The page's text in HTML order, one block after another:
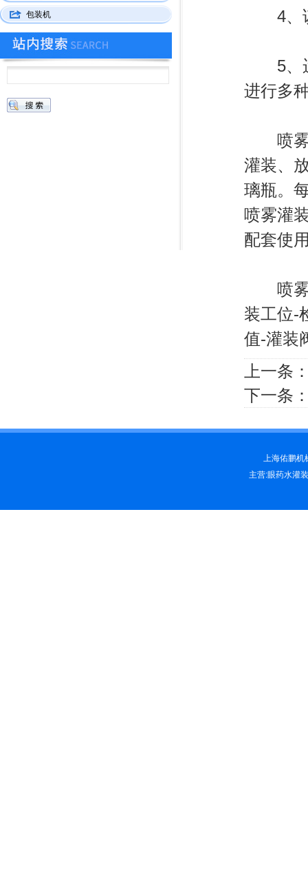
4、该
5、运
进行多
喷雾
灌装、
璃瓶。
喷雾灌
配套使
喷雾
装工位-
值-灌装
上一条
下一条
包装机
上海佑鹏机
主营:眼药水灌